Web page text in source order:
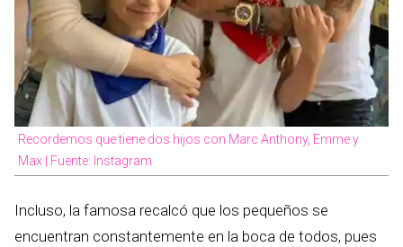
Recordemos que tiene dos hijos con Marc Anthony, Emme y
Max | Fuente: Instagram
Incluso, la famosa recalcó que los pequeños se
encuentran constantemente en la boca de todos, pues